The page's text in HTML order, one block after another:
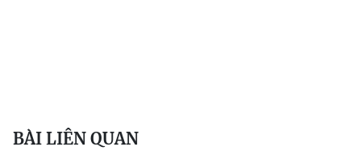
BÀI LIÊN QUAN